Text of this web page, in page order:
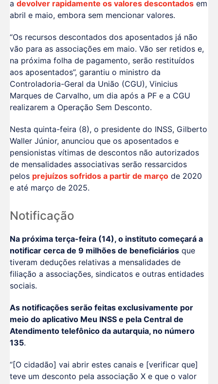
a devolver rapidamente os valores descontados em
abril e maio, embora sem mencionar valores.
“Os recursos descontados dos aposentados já não
vão para as associações em maio. Vão ser retidos e,
na próxima folha de pagamento, serão restituídos
aos aposentados”, garantiu o ministro da
Controladoria-Geral da União (CGU), Vinicius
Marques de Carvalho, um dia após a PF e a CGU
realizarem a Operação Sem Desconto.
Nesta quinta-feira (8), o presidente do INSS, Gilberto
Waller Júnior, anunciou que os aposentados e
pensionistas vítimas de descontos não autorizados
de mensalidades associativas serão ressarcidos
pelos prejuízos sofridos a partir de março de 2020
e até março de 2025.
Notificação
Na próxima terça-feira (14), o instituto começará a
notificar cerca de 9 milhões de beneficiários que
tiveram deduções relativas a mensalidades de
filiação a associações, sindicatos e outras entidades
sociais.
As notificações serão feitas exclusivamente por
meio do aplicativo Meu INSS e pela Central de
Atendimento telefônico da autarquia, no número
135.
“[O cidadão] vai abrir estes canais e [verificar que]
teve um desconto pela associação X e que o valor